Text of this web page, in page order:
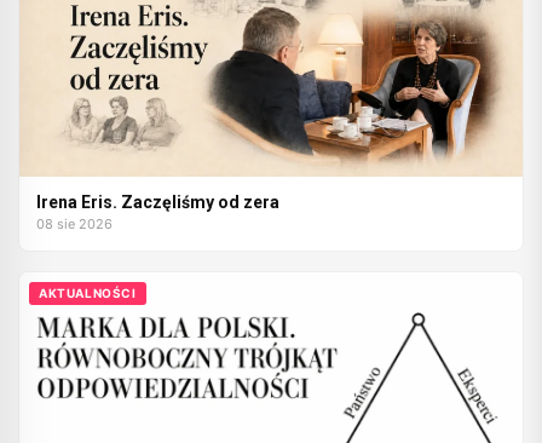
Irena Eris. Zaczęliśmy od zera
08 sie 2026
AKTUALNOŚCI